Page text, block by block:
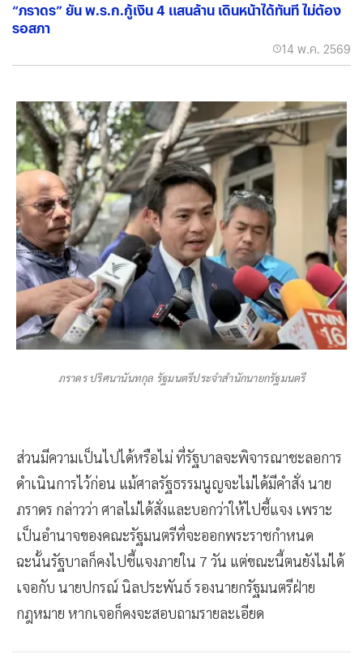
“ภราดร” ยัน พ.ร.ก.กู้เงิน 4 แสนล้าน เดินหน้าได้ทันที ไม่ต้อง
รอสภา
14 พ.ค. 2569
ภราดร ปริศนานันทกุล รัฐมนตรีประจำสำนักนายกรัฐมนตรี
ส่วนมีความเป็นไปได้หรือไม่ ที่รัฐบาลจะพิจารณาชะลอการ
ดำเนินการไว้ก่อน แม้ศาลรัฐธรรมนูญจะไม่ได้มีคำสั่ง นาย
ภราดร กล่าวว่า ศาลไม่ได้สั่งและบอกว่าให้ไปชี้แจง เพราะ
เป็นอำนาจของคณะรัฐมนตรีที่จะออกพระราชกำหนด
ฉะนั้นรัฐบาลก็คงไปชี้แจงภายใน 7 วัน แต่ขณะนี้ตนยังไม่ได้
เจอกับ นายปกรณ์ นิลประพันธ์ รองนายกรัฐมนตรีฝ่าย
กฎหมาย หากเจอก็คงจะสอบถามรายละเอียด